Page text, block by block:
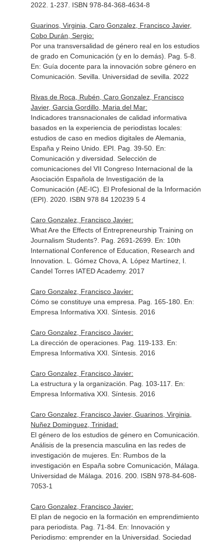
2022. 1-237. ISBN 978-84-368-4634-8
Guarinos, Virginia, Caro Gonzalez, Francisco Javier,
Cobo Durán, Sergio:
Por una transversalidad de género real en los estudios
de grado en Comunicación (y en lo demás). Pag. 5-8.
En: Guía docente para la innovación sobre género en
Comunicación . Sevilla. Universidad de sevilla. 2022
Rivas de Roca, Rubén, Caro Gonzalez, Francisco
Javier, Garcia Gordillo, Maria del Mar:
Indicadores transnacionales de calidad informativa
basados en la experiencia de periodistas locales:
estudios de caso en medios digitales de Alemania,
España y Reino Unido. EPI. Pag. 39-50. En:
Comunicación y diversidad. Selección de
comunicaciones del VII Congreso Internacional de la
Asociación Española de Investigación de la
Comunicación (AE-IC) . El Profesional de la Información
(EPI). 2020. ISBN 978 84 120239 5 4
Caro Gonzalez, Francisco Javier:
What Are the Effects of Entrepreneurship Training on
Journalism Students?. Pag. 2691-2699. En: 10th
International Conference of Education, Research and
Innovation . L. Gómez Chova, A. López Martínez, I.
Candel Torres IATED Academy. 2017
Caro Gonzalez, Francisco Javier:
Cómo se constituye una empresa. Pag. 165-180. En:
Empresa Informativa XXI . Síntesis. 2016
Caro Gonzalez, Francisco Javier:
La dirección de operaciones. Pag. 119-133. En:
Empresa Informativa XXI . Síntesis. 2016
Caro Gonzalez, Francisco Javier:
La estructura y la organización. Pag. 103-117. En:
Empresa Informativa XXI . Síntesis. 2016
Caro Gonzalez, Francisco Javier, Guarinos, Virginia,
Nuñez Dominguez, Trinidad:
El género de los estudios de género en Comunicación.
Análisis de la presencia masculina en las redes de
investigación de mujeres. En: Rumbos de la
investigación en España sobre Comunicación, Málaga
Universidad de Málaga. 2016. 200. ISBN 978-84-608-
7053-1
Caro Gonzalez, Francisco Javier:
El plan de negocio en la formación en emprendimiento
para periodista. Pag. 71-84. En: Innovación y
Periodismo: emprender en la Universidad . Sociedad